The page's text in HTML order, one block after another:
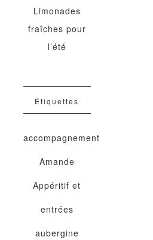
Limonades
fraîches pour
l’été
Étiquettes
accompagnement
Amande
Appéritif et
entrées
aubergine